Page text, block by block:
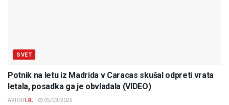
SVET
Potnik na letu iz Madrida v Caracas skušal odpreti vrata
letala, posadka ga je obvladala (VIDEO)
AVTOR I.R. 05/03/2025